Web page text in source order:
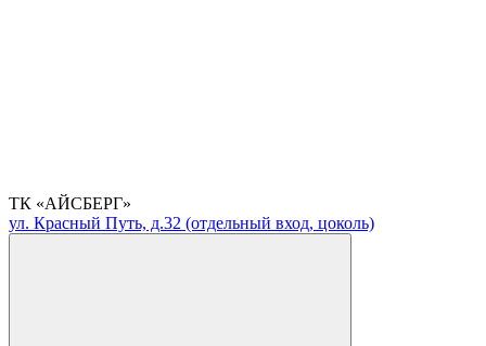
ТК «АЙСБЕРГ»
ул. Красный Путь, д.32 (отдельный вход, цоколь)